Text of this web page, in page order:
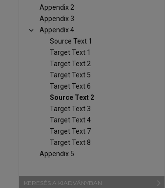
Appendix 2
Appendix 3
chevron_right
Appendix 4
Source Text 1
Target Text 1
Target Text 2
Target Text 5
Target Text 6
Source Text 2
Target Text 3
Target Text 4
Target Text 7
Target Text 8
Appendix 5
KERESÉS A KIADVÁNYBAN